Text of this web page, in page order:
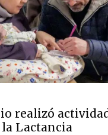
realizó
la Lactancia